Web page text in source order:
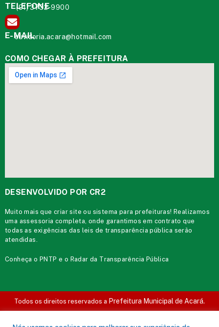
TELEFONE
(91) 3732-9900
E-MAIL
ouvidoria.acara@hotmail.com
COMO CHEGAR À PREFEITURA
DESENVOLVIDO POR CR2
Muito mais quecriar site ou sistema para prefeituras! Realizamos
uma assessoria completa, onde garantimos em contrato que
todas as exigências das leis de transparência pública serão
atendidas.
Conheça oPNTP e o Radar da Transparência Pública
Todos os direitos reservados a Prefeitura Municipal de Acará.